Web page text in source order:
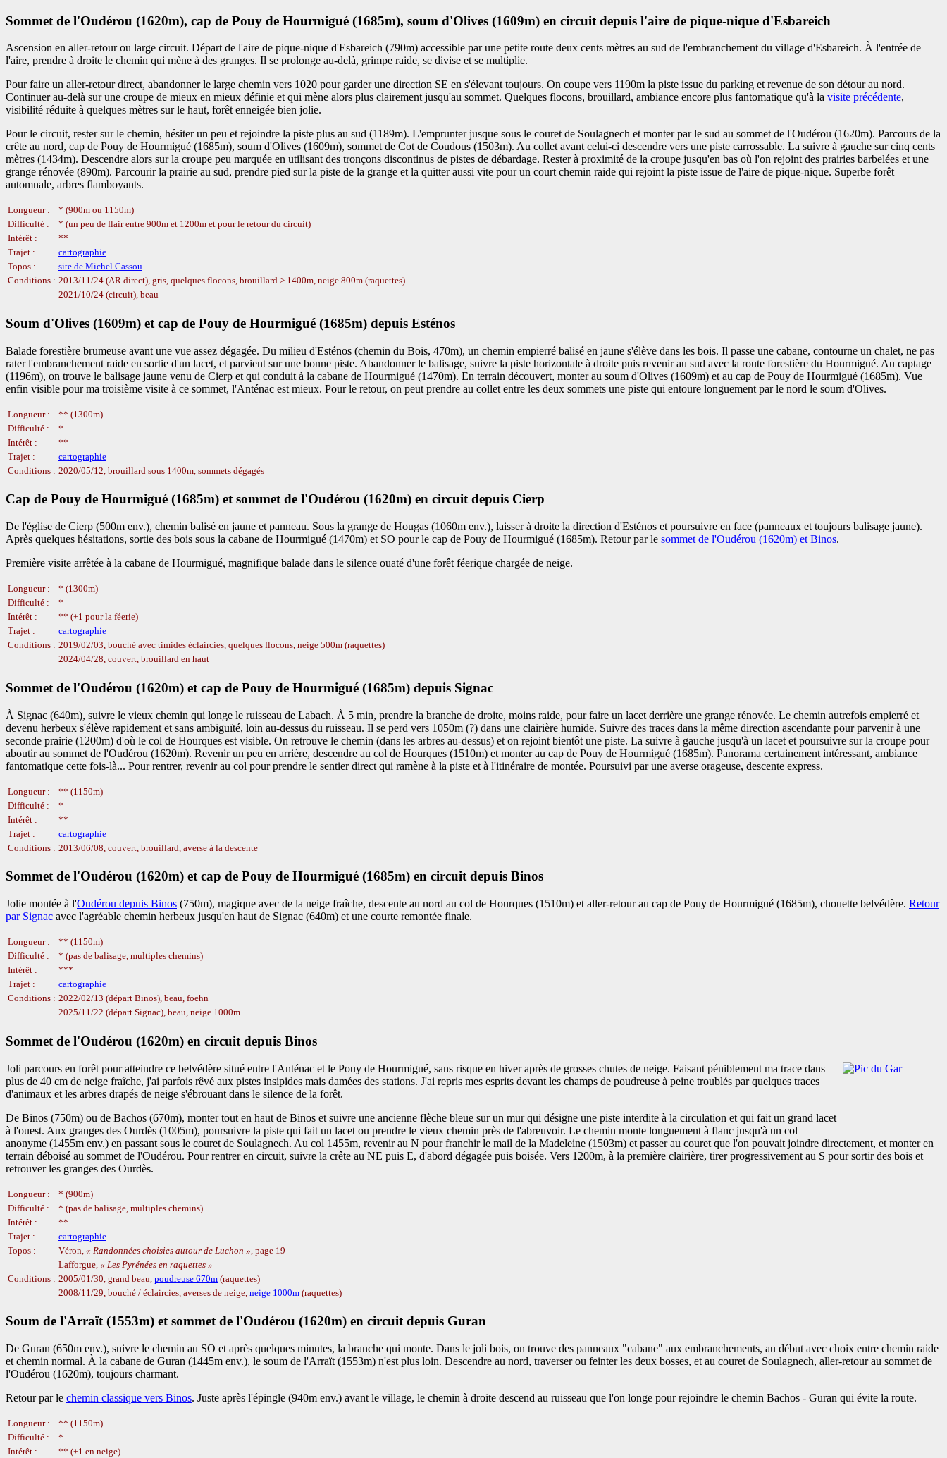
Sommet de l'Oudérou (1620m), cap de Pouy de Hourmigué (1685m), soum d'Olives (1609m) en circuit depuis l'aire de pique-nique d'Esbareich
Ascension en aller-retour ou large circuit. Départ de l'aire de pique-nique d'Esbareich (790m) accessible par une petite route deux cents mètres au sud de l'embranchement du village d'Esbareich. À l'entrée de
l'aire, prendre à droite le chemin qui mène à des granges. Il se prolonge au-delà, grimpe raide, se divise et se multiplie.
Pour faire un aller-retour direct, abandonner le large chemin vers 1020 pour garder une direction SE en s'élevant toujours. On coupe vers 1190m la piste issue du parking et revenue de son détour au nord.
Continuer au-delà sur une croupe de mieux en mieux définie et qui mène alors plus clairement jusqu'au sommet. Quelques flocons, brouillard, ambiance encore plus fantomatique qu'à la visite précédente,
visibilité réduite à quelques mètres sur le haut, forêt enneigée bien jolie.
Pour le circuit, rester sur le chemin, hésiter un peu et rejoindre la piste plus au sud (1189m). L'emprunter jusque sous le couret de Soulagnech et monter par le sud au sommet de l'Oudérou (1620m). Parcours de la
crête au nord, cap de Pouy de Hourmigué (1685m), soum d'Olives (1609m), sommet de Cot de Coudous (1503m). Au collet avant celui-ci descendre vers une piste carrossable. La suivre à gauche sur cinq cents
mètres (1434m). Descendre alors sur la croupe peu marquée en utilisant des tronçons discontinus de pistes de débardage. Rester à proximité de la croupe jusqu'en bas où l'on rejoint des prairies barbelées et une
grange rénovée (890m). Parcourir la prairie au sud, prendre pied sur la piste de la grange et la quitter aussi vite pour un court chemin raide qui rejoint la piste issue de l'aire de pique-nique. Superbe forêt
automnale, arbres flamboyants.
Longueur :
* (900m ou 1150m)
Difficulté :
* (un peu de flair entre 900m et 1200m et pour le retour du circuit)
Intérêt :
**
Trajet :
cartographie
Topos :
site de Michel Cassou
Conditions : 2013/11/24 (AR direct), gris, quelques flocons, brouillard > 1400m, neige 800m (raquettes)
2021/10/24 (circuit), beau
Soum d'Olives (1609m) et cap de Pouy de Hourmigué (1685m) depuis Esténos
Balade forestière brumeuse avant une vue assez dégagée. Du milieu d'Esténos (chemin du Bois, 470m), un chemin empierré balisé en jaune s'élève dans les bois. Il passe une cabane, contourne un chalet, ne pas
rater l'embranchement raide en sortie d'un lacet, et parvient sur une bonne piste. Abandonner le balisage, suivre la piste horizontale à droite puis revenir au sud avec la route forestière du Hourmigué. Au captage
(1196m), on trouve le balisage jaune venu de Cierp et qui conduit à la cabane de Hourmigué (1470m). En terrain découvert, monter au soum d'Olives (1609m) et au cap de Pouy de Hourmigué (1685m). Vue
enfin visible pour ma troisième visite à ce sommet, l'Anténac est mieux. Pour le retour, on peut prendre au collet entre les deux sommets une piste qui entoure longuement par le nord le soum d'Olives.
Longueur :
** (1300m)
Difficulté :
*
Intérêt :
**
Trajet :
cartographie
Conditions : 2020/05/12, brouillard sous 1400m, sommets dégagés
Cap de Pouy de Hourmigué (1685m) et sommet de l'Oudérou (1620m) en circuit depuis Cierp
De l'église de Cierp (500m env.), chemin balisé en jaune et panneau. Sous la grange de Hougas (1060m env.), laisser à droite la direction d'Esténos et poursuivre en face (panneaux et toujours balisage jaune).
Après quelques hésitations, sortie des bois sous la cabane de Hourmigué (1470m) et SO pour le cap de Pouy de Hourmigué (1685m). Retour par le sommet de l'Oudérou (1620m) et Binos.
Première visite arrêtée à la cabane de Hourmigué, magnifique balade dans le silence ouaté d'une forêt féerique chargée de neige.
Longueur :
* (1300m)
Difficulté :
*
Intérêt :
** (+1 pour la féerie)
Trajet :
cartographie
Conditions : 2019/02/03, bouché avec timides éclaircies, quelques flocons, neige 500m (raquettes)
2024/04/28, couvert, brouillard en haut
Sommet de l'Oudérou (1620m) et cap de Pouy de Hourmigué (1685m) depuis Signac
À Signac (640m), suivre le vieux chemin qui longe le ruisseau de Labach. À 5 min, prendre la branche de droite, moins raide, pour faire un lacet derrière une grange rénovée. Le chemin autrefois empierré et
devenu herbeux s'élève rapidement et sans ambiguïté, loin au-dessus du ruisseau. Il se perd vers 1050m (?) dans une clairière humide. Suivre des traces dans la même direction ascendante pour parvenir à une
seconde prairie (1200m) d'où le col de Hourques est visible. On retrouve le chemin (dans les arbres au-dessus) et on rejoint bientôt une piste. La suivre à gauche jusqu'à un lacet et poursuivre sur la croupe pour
aboutir au sommet de l'Oudérou (1620m). Revenir un peu en arrière, descendre au col de Hourques (1510m) et monter au cap de Pouy de Hourmigué (1685m). Panorama certainement intéressant, ambiance
fantomatique cette fois-là... Pour rentrer, revenir au col pour prendre le sentier direct qui ramène à la piste et à l'itinéraire de montée. Poursuivi par une averse orageuse, descente express.
Longueur :
** (1150m)
Difficulté :
*
Intérêt :
**
Trajet :
cartographie
Conditions : 2013/06/08, couvert, brouillard, averse à la descente
Sommet de l'Oudérou (1620m) et cap de Pouy de Hourmigué (1685m) en circuit depuis Binos
Jolie montée à l'Oudérou depuis Binos (750m), magique avec de la neige fraîche, descente au nord au col de Hourques (1510m) et aller-retour au cap de Pouy de Hourmigué (1685m), chouette belvédère. Retour
par Signac avec l'agréable chemin herbeux jusqu'en haut de Signac (640m) et une courte remontée finale.
Longueur :
** (1150m)
Difficulté :
* (pas de balisage, multiples chemins)
Intérêt :
***
Trajet :
cartographie
Conditions : 2022/02/13 (départ Binos), beau, foehn
2025/11/22 (départ Signac), beau, neige 1000m
Sommet de l'Oudérou (1620m) en circuit depuis Binos
Joli parcours en forêt pour atteindre ce belvédère situé entre l'Anténac et le Pouy de Hourmigué, sans risque en hiver après de grosses chutes de neige. Faisant péniblement ma trace dans
plus de 40 cm de neige fraîche, j'ai parfois rêvé aux pistes insipides mais damées des stations. J'ai repris mes esprits devant les champs de poudreuse à peine troublés par quelques traces
d'animaux et les arbres drapés de neige s'ébrouant dans le silence de la forêt.
De Binos (750m) ou de Bachos (670m), monter tout en haut de Binos et suivre une ancienne flèche bleue sur un mur qui désigne une piste interdite à la circulation et qui fait un grand lacet
à l'ouest. Aux granges des Ourdès (1005m), poursuivre la piste qui fait un lacet ou prendre le vieux chemin près de l'abreuvoir. Le chemin monte longuement à flanc jusqu'à un col
anonyme (1455m env.) en passant sous le couret de Soulagnech. Au col 1455m, revenir au N pour franchir le mail de la Madeleine (1503m) et passer au couret que l'on pouvait joindre directement, et monter en
terrain déboisé au sommet de l'Oudérou. Pour rentrer en circuit, suivre la crête au NE puis E, d'abord dégagée puis boisée. Vers 1200m, à la première clairière, tirer progressivement au S pour sortir des bois et
retrouver les granges des Ourdès.
Longueur :
* (900m)
Difficulté :
* (pas de balisage, multiples chemins)
Intérêt :
**
Trajet :
cartographie
Topos :
Véron, Randonnées choisies autour de Luchon
, page 19
Lafforgue,
Les Pyrénées en raquettes
Conditions : 2005/01/30, grand beau, poudreuse 670m (raquettes)
2008/11/29, bouché / éclaircies, averses de neige, neige 1000m (raquettes)
Soum de l'Arraït (1553m) et sommet de l'Oudérou (1620m) en circuit depuis Guran
De Guran (650m env.), suivre le chemin au SO et après quelques minutes, la branche qui monte. Dans le joli bois, on trouve des panneaux "cabane" aux embranchements, au début avec choix entre chemin raide
et chemin normal. À la cabane de Guran (1445m env.), le soum de l'Arraït (1553m) n'est plus loin. Descendre au nord, traverser ou feinter les deux bosses, et au couret de Soulagnech, aller-retour au sommet de
l'Oudérou (1620m), toujours charmant.
Retour par le chemin classique vers Binos. Juste après l'épingle (940m env.) avant le village, le chemin à droite descend au ruisseau que l'on longe pour rejoindre le chemin Bachos - Guran qui évite la route.
Longueur :
** (1150m)
Difficulté :
*
Intérêt :
** (+1 en neige)